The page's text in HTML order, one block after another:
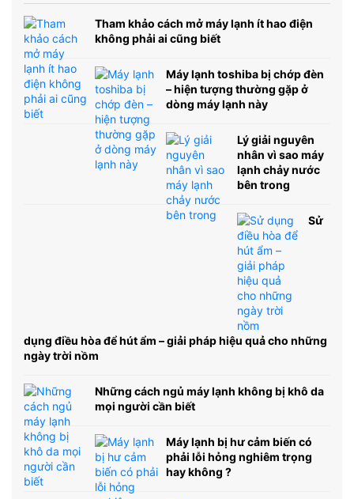
Tham khảo cách mở máy lạnh ít hao điện
không phải ai cũng biết
Máy lạnh toshiba bị chớp đèn
– hiện tượng thường gặp ở
dòng máy lạnh này
Lý giải nguyên
nhân vì sao máy
lạnh chảy nước
bên trong
Sử
dụng điều hòa để hút ẩm – giải pháp hiệu quả cho những
ngày trời nồm
Những cách ngủ máy lạnh không bị khô da
mọi người cần biết
Máy lạnh bị hư cảm biến có
phải lỗi hỏng nghiêm trọng
hay không ?